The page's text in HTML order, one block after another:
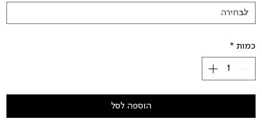
כמות *
הוספה לסל